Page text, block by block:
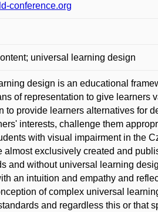
conference.org
universal learning design
design is an educational
of representation to give learners
to provide learners alternatives for
interests, challenge them
with visual impairment in the
almost exclusively created and
and without universal learning
an intuition and empathy and
of complex universal
and regardless this or that